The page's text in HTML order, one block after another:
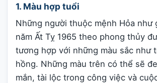
1. Màu hợp tuổi
Những người thuộc mệnh Hỏa như
năm Ất Tỵ 1965 theo phong thủy
tương hợp với những màu sắc như
hồng. Những màu trên có thể sẽ
mắn, tài lộc trong công việc và